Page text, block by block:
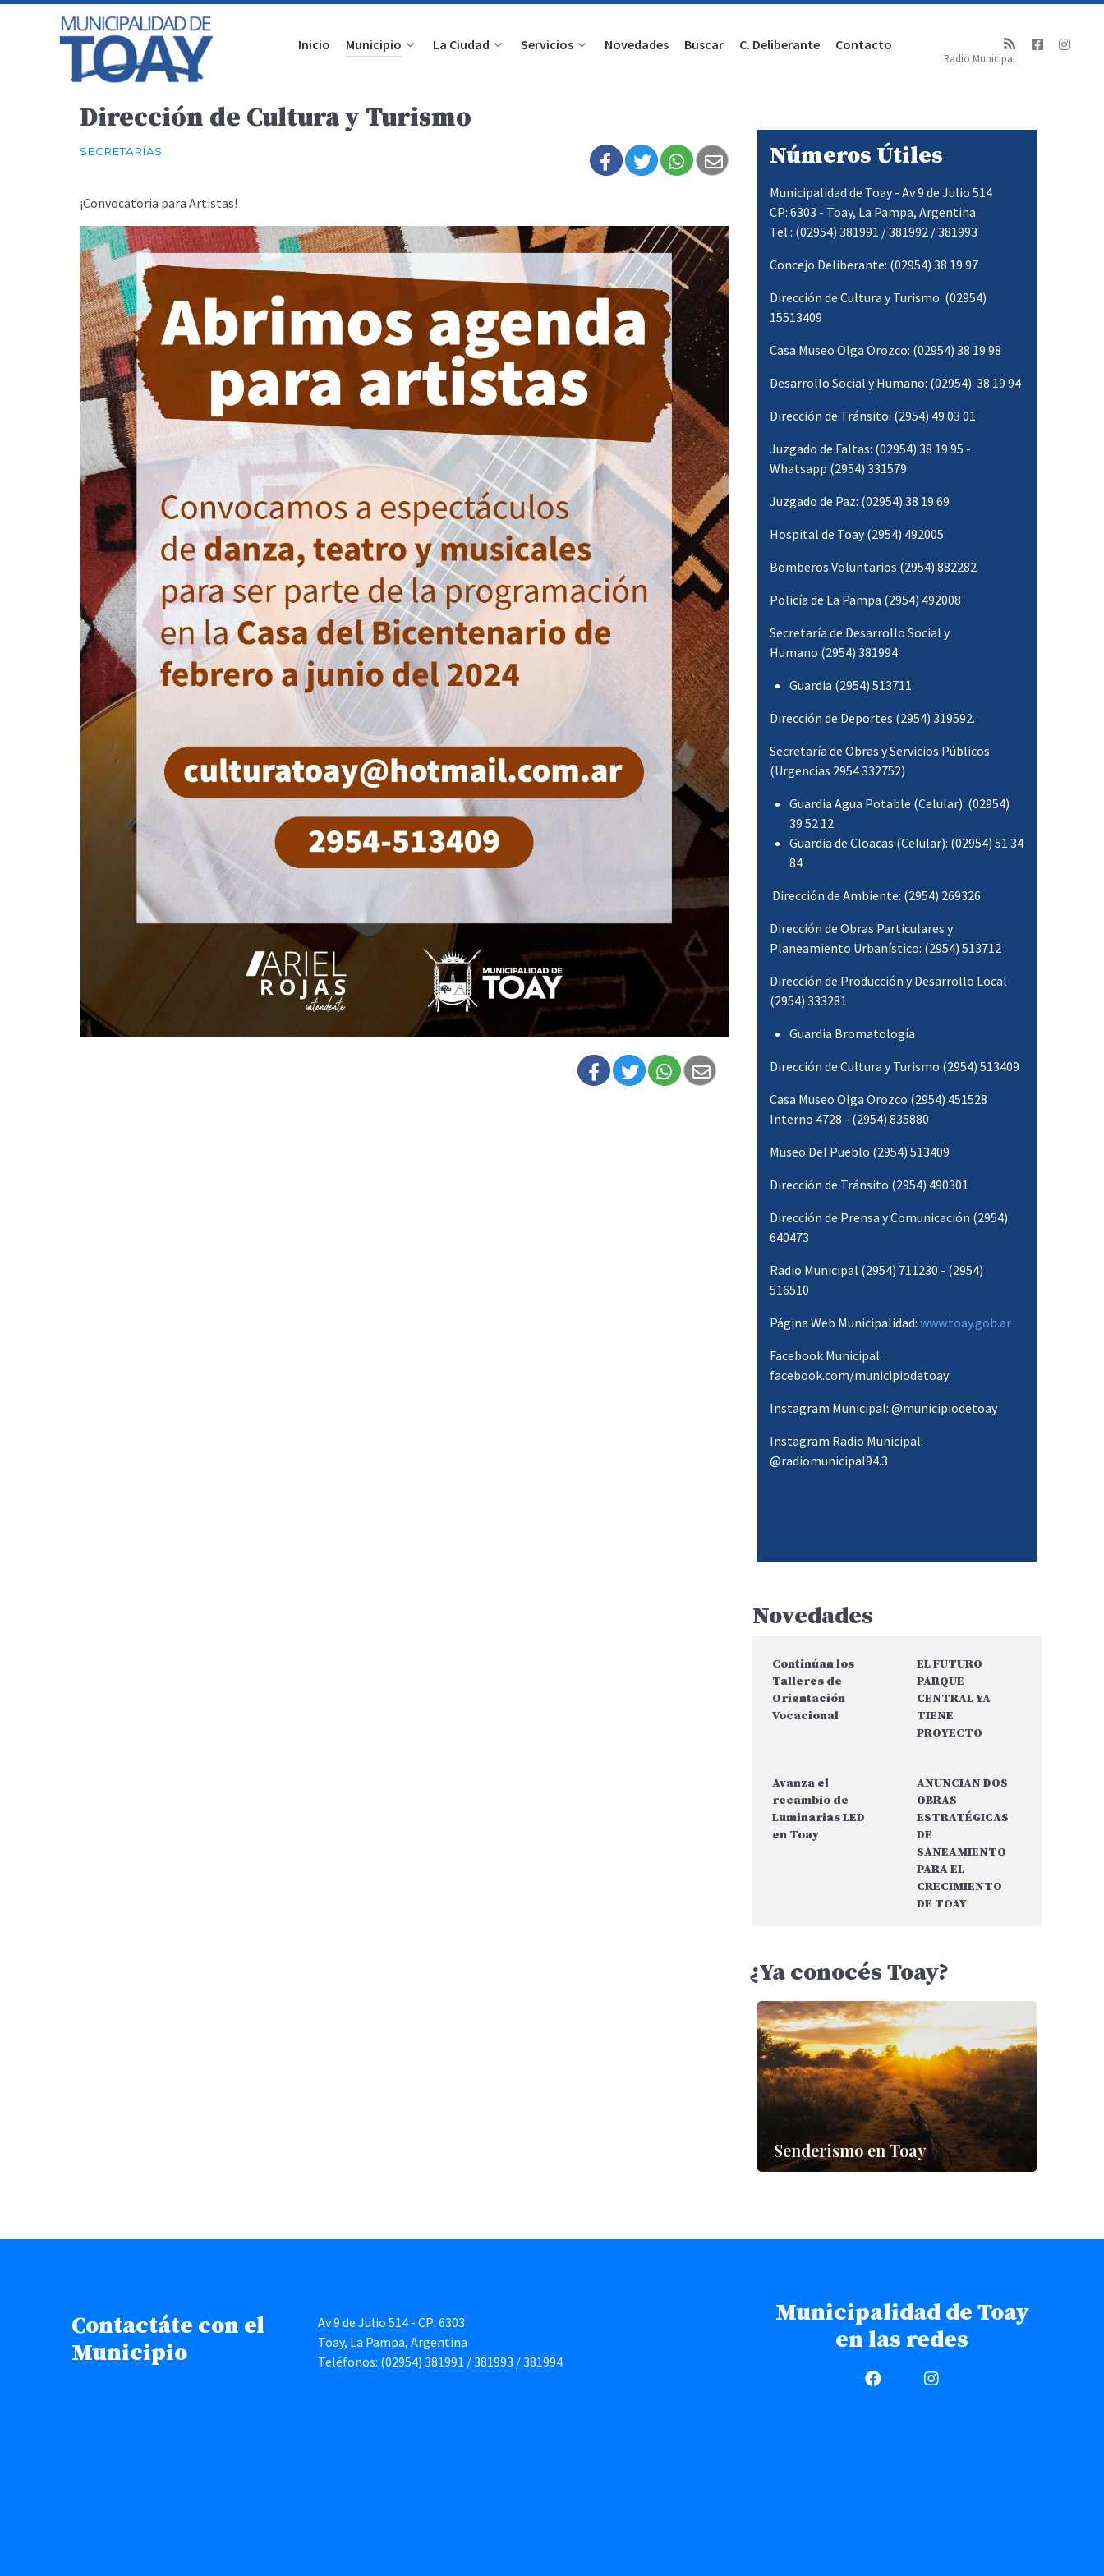
Inicio Municipio La Ciudad Servicios Novedades Buscar C. Deliberante Contacto
Radio Municipal
Dirección de Cultura y Turismo
SECRETARÍAS
¡Convocatoria para Artistas!
Números Útiles
Municipalidad de Toay - Av 9 de Julio 514
CP: 6303 - Toay, La Pampa, Argentina
Tel.: (02954) 381991 / 381992 / 381993
Concejo Deliberante: (02954) 38 19 97
Dirección de Cultura y Turismo: (02954)
15513409
Casa Museo Olga Orozco: (02954) 38 19 98
Desarrollo Social y Humano: (02954) 38 19 94
Dirección de Tránsito: (2954) 49 03 01
Juzgado de Faltas: (02954) 38 19 95 -
Whatsapp (2954) 331579
Juzgado de Paz: (02954) 38 19 69
Hospital de Toay (2954) 492005
Bomberos Voluntarios (2954) 882282
Policía de La Pampa (2954) 492008
Secretaría de Desarrollo Social y
Humano (2954) 381994
Guardia (2954) 513711.
Dirección de Deportes (2954) 319592.
Secretaría de Obras y Servicios Públicos
(Urgencias 2954 332752)
Guardia Agua Potable (Celular): (02954)
39 52 12
Guardia de Cloacas (Celular): (02954) 51 34
84
Dirección de Ambiente: (2954) 269326
Dirección de Obras Particulares y
Planeamiento Urbanístico: (2954) 513712
Dirección de Producción y Desarrollo Local
(2954) 333281
Guardia Bromatología
Dirección de Cultura y Turismo (2954) 513409
Casa Museo Olga Orozco (2954) 451528
Interno 4728 - (2954) 835880
Museo Del Pueblo (2954) 513409
Dirección de Tránsito (2954) 490301
Dirección de Prensa y Comunicación (2954)
640473
Radio Municipal (2954) 711230 - (2954)
516510
Página Web Municipalidad: www.toay.gob.ar
Facebook Municipal:
facebook.com/municipiodetoay
Instagram Municipal: @municipiodetoay
Instagram Radio Municipal:
@radiomunicipal94.3
Novedades
Continúan los
Talleres de
Orientación
Vocacional
EL FUTURO
PARQUE
CENTRAL YA
TIENE
PROYECTO
Avanza el
recambio de
Luminarias LED
en Toay
ANUNCIAN DOS
OBRAS
ESTRATÉGICAS
DE
SANEAMIENTO
PARA EL
CRECIMIENTO
DE TOAY
¿Ya conocés Toay?
Senderismo en Toay
Contactáte con el
Municipio
Av 9 de Julio 514 - CP: 6303
Toay, La Pampa, Argentina
Teléfonos: (02954) 381991 / 381993 / 381994
Municipalidad de Toay
en las redes